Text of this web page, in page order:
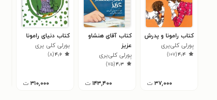
کتاب رامونا و پدرش
بِورلی کلی‌‌یری
۴٫۴(۱۰۷)
۳۷,۰۰۰ ت
کتاب آقای هنشاو
عزیز
بِورلی کلی‌‌یری
۴٫۳(۷۵)
۱۴۳,۴۰۰ ت
کتاب دنیای رامونا
بورلی کلی یری
۴٫۶(۸)
۳۱۰,۰۰۰ ت